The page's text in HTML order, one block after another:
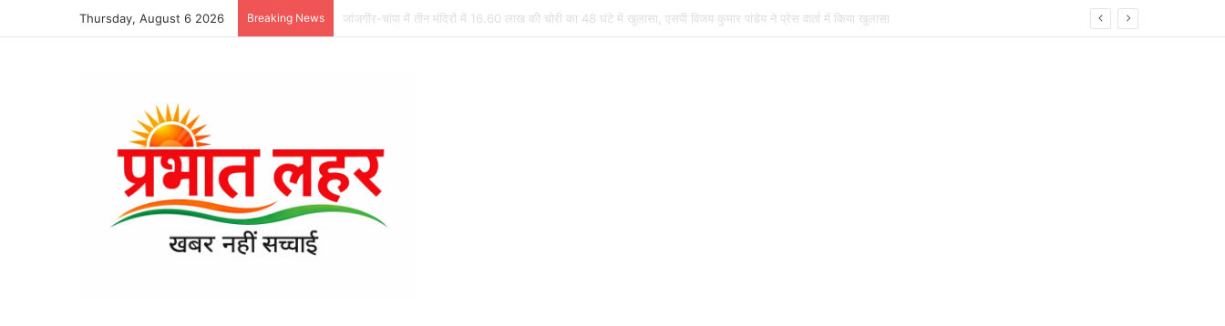
Thursday, August 6 2026 Breaking News JSW महानदी पावर प्लांट नरियरा: भूविस्थापित पेंशन समिति की मासिक बैठक संपन्न, जीवित प्रमाण पत्र और स्वास्थ्य सुविधाओं पर हुई अहम चर्चा